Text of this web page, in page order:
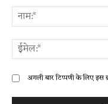
अगली बार टिप्पणी के लिए